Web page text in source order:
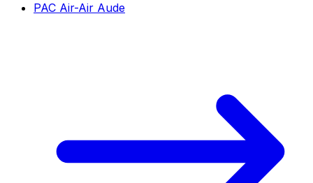
PAC Air-Air Aude